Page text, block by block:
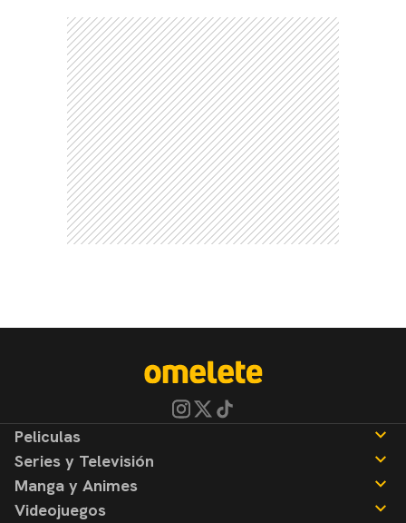
Peliculas
Noticias
Reseñas
Series y Televisión
Noticias
Reseñas
Manga y Animes
Videojuegos